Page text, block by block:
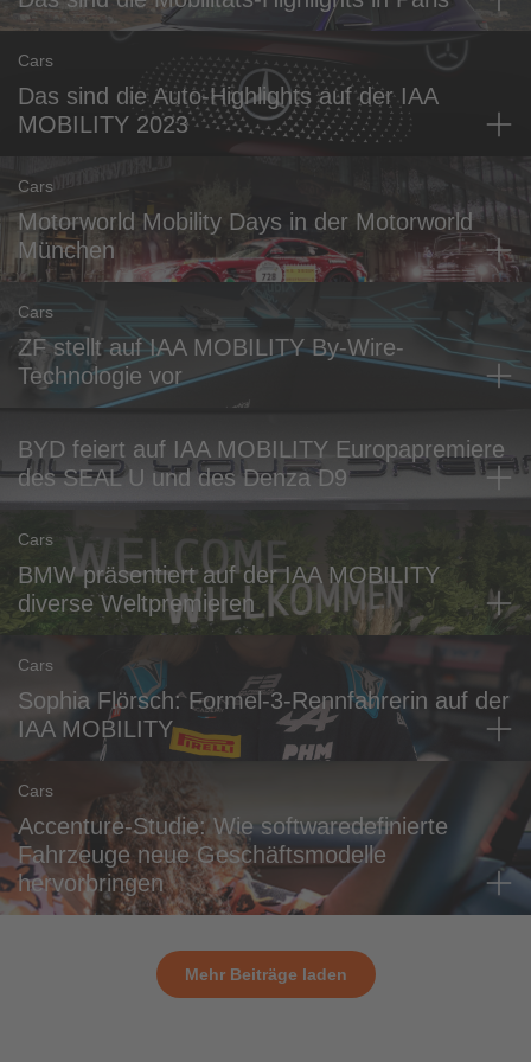
Cars
Das sind die Auto-Highlights auf der IAA
MOBILITY 2023
Cars
Motorworld Mobility Days in der Motorworld
München
Cars
ZF stellt auf IAA MOBILITY By-Wire-
Technologie vor
BYD feiert auf IAA MOBILITY Europapremiere
des SEAL U und des Denza D9
Cars
BMW präsentiert auf der IAA MOBILITY
diverse Weltpremieren
Cars
Sophia Flörsch: Formel-3-Rennfahrerin auf der
IAA MOBILITY
Cars
Accenture-Studie: Wie softwaredefinierte
Fahrzeuge neue Geschäftsmodelle
hervorbringen
Mehr Beiträge laden